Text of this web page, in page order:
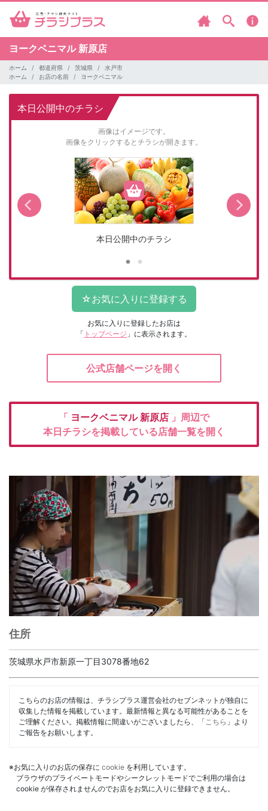
ヨークベニマル 新原店
ホーム 都道府県 茨城県
水戸市
ホーム
お店の名前 ヨークベニマル
本日公開中のチラシ
画像はイメージです。
画像をクリックするとチラシが開きます。
本日公開中のチラシ
お気に入りに登録したお店は
「 トップページ 」に表示されます。
公式店舗ページを開く
「 ヨークベニマル 新原店 」周辺で
本日チラシを掲載している店舗一覧を開く
住所
茨城県水戸市新原一丁目3078番地62
こちらのお店の情報は、チラシプラス運営会社のセブンネットが独自に
収集した情報を掲載しています。最新情報と異なる可能性があることを
ご理解ください。掲載情報に間違いがございましたら、「 こちら 」より
ご報告をお願いします。
※お気に入りのお店の保存に cookie を利用しています。
ブラウザのプライベートモードやシークレットモードでご利用の場合は
cookie が保存されませんのでお店をお気に入りに登録できません。